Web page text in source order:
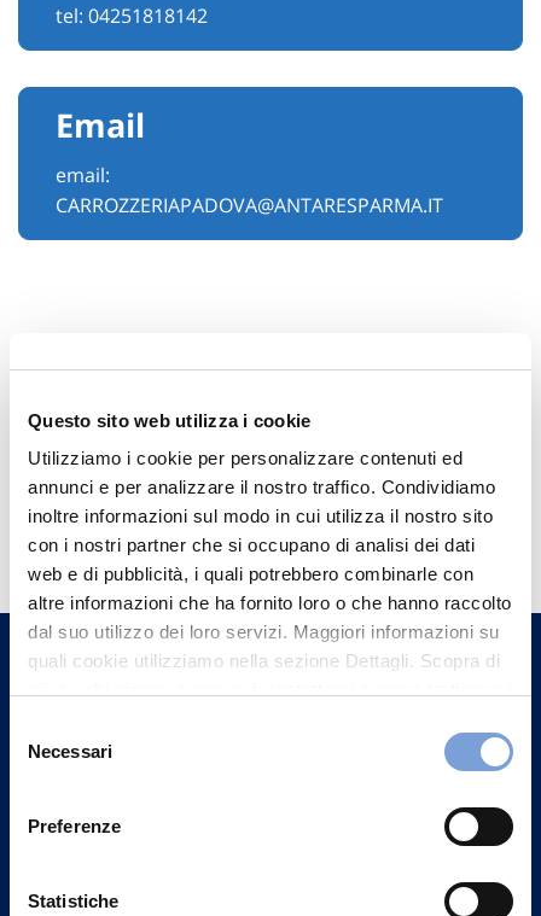
Questo sito web utilizza i cookie
Utilizziamo i cookie per personalizzare contenuti ed
annunci e per analizzare il nostro traffico. Condividiamo
inoltre informazioni sul modo in cui utilizza il nostro sito
con i nostri partner che si occupano di analisi dei dati
web e di pubblicità, i quali potrebbero combinarle con
altre informazioni che ha fornito loro o che hanno raccolto
dal suo utilizzo dei loro servizi. Maggiori informazioni su
quali cookie utilizziamo nella sezione Dettagli. Scopra di
può trovare nel footer del sito nella sezione "Informativa
delNecessari
Preferenze
Statistiche
tel: 04251818142
Email
email:
CARROZZERIAPADOVA@ANTARESPARMA.IT
Hai bisogno di
informazioni?
Trova l'Agenzia più vicina a te e parla con
un nostro Agente.
Contattaci